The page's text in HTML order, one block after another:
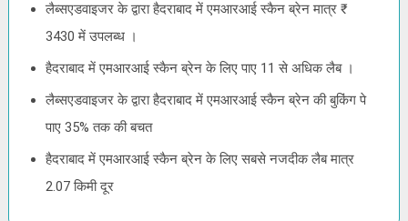
लैब्सएडवाइजर के द्वारा हैदराबाद में एमआरआई स्कैन ब्रेन मात्र ₹
3430 में उपलब्ध ।
हैदराबाद में एमआरआई स्कैन ब्रेन के लिए पाए 11 से अधिक लैब ।
लैब्सएडवाइजर के द्वारा हैदराबाद में एमआरआई स्कैन ब्रेन की बुकिंग पे
पाए 35% तक की बचत
हैदराबाद में एमआरआई स्कैन ब्रेन के लिए सबसे नजदीक लैब मात्र
2.07 किमी दूर